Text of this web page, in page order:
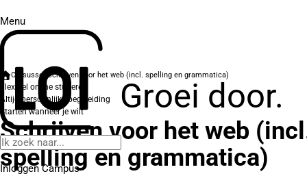
Menu
Groei door.
Inloggen Campus
Cursussen Schrijven voor het web (incl. spelling en grammatica)
Flexibel online studeren
Altijd persoonlijke begeleiding
Starten wanneer je wilt
Schrijven voor het web
spelling en grammatica)